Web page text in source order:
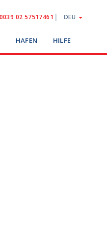
DEU
HAFEN HILFE
0039 02 57517461